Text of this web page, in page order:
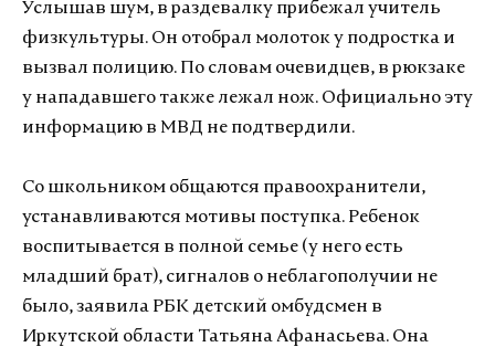
Услышав шум, в раздевалку прибежал учитель
физкультуры. Он отобрал молоток у подростка и
вызвал полицию. По словам очевидцев, в рюкзаке
у нападавшего также лежал нож. Официально эту
информацию в МВД не подтвердили.
Со школьником общаются правоохранители,
устанавливаются мотивы поступка. Ребенок
воспитывается в полной семье (у него есть
младший брат), сигналов о неблагополучии не
было, заявила РБК детский омбудсмен в
Иркутской области Татьяна Афанасьева. Она